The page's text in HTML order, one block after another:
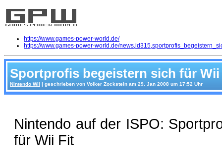
https://www.games-power-world.de/
https://www.games-power-world.de/
Sportprofis begeistern sich für
Nintendo Wii | geschrieben von Volker Zockstein am 29. Jan 2008 um 17:52 Uhr
Nintendo auf der ISPO:
für Wii Fit